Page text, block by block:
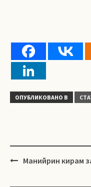
ОПУБЛИКОВАНО В
Навигация
Манийрин кирам